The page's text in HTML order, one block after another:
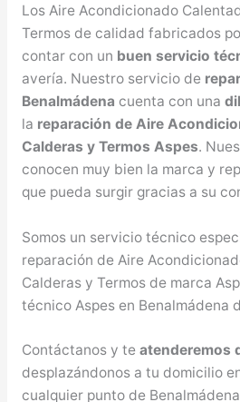
Los Aire Acondicionado
Termos de calidad fabricados
contar con un buen servicio
avería. Nuestro servicio de
Benalmádena cuenta con una
la reparación de Aire
Calderas y Termos Aspes.
conocen muy bien la marca y
que pueda surgir gracias a su
Somos un servicio técnico
reparación de Aire
Calderas y Termos de marca
técnico Aspes en Benalmádena
Contáctanos y te atenderemos
desplazándonos a tu domicilio
cualquier punto de